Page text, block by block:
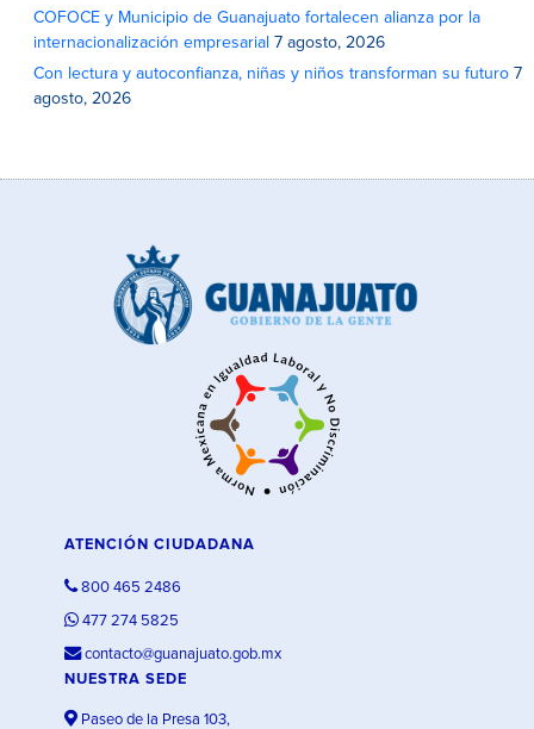
COFOCE y Municipio de Guanajuato fortalecen alianza por la
internacionalización empresarial 7 agosto, 2026
Con lectura y autoconfianza, niñas y niños transforman su futuro 7
agosto, 2026
ATENCIÓN CIUDADANA
800 465 2486
477 274 5825
contacto@guanajuato.gob.mx
NUESTRA SEDE
Paseo de la Presa 103,